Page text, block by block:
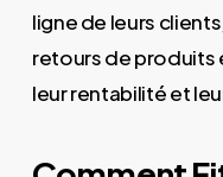
ligne de leurs
retours de produits
leur rentabilité et